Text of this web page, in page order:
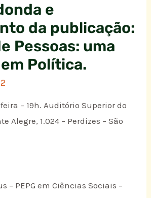
e
da publicação:
Pessoas: uma
Política.
– 19h. Auditório Superior do
Alegre, 1.024 – Perdizes – São
– PEPG em Ciências Sociais –